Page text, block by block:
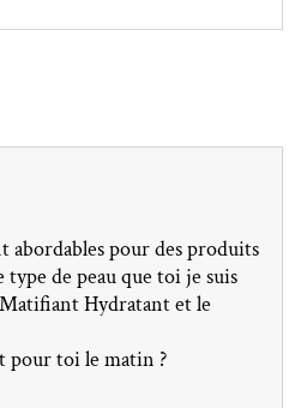
abordables pour des produits
de peau que toi je suis
Hydratant et le
pour toi le matin ?